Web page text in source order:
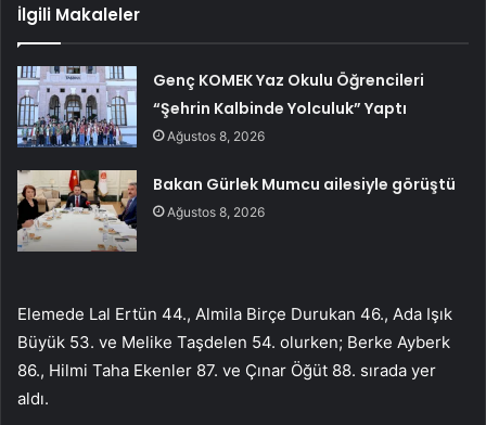
İlgili Makaleler
Genç KOMEK Yaz Okulu Öğrencileri
“Şehrin Kalbinde Yolculuk” Yaptı
Ağustos 8, 2026
Bakan Gürlek Mumcu ailesiyle görüştü
Ağustos 8, 2026
Elemede Lal Ertün 44., Almila Birçe Durukan 46., Ada Işık
Büyük 53. ve Melike Taşdelen 54. olurken; Berke Ayberk
86., Hilmi Taha Ekenler 87. ve Çınar Öğüt 88. sırada yer
aldı.